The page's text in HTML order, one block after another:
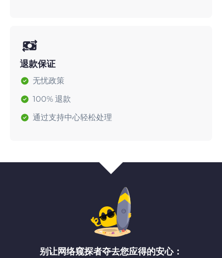
退款保证
无忧政策
100% 退款
通过支持中心轻松处理
别让网络窥探者夺去您应得的安心：